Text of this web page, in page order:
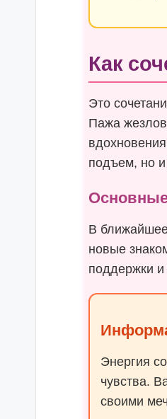
Как
Это
Пажа
подъем, но и
В
новые
поддержки и
Энергия
чувства.
своими